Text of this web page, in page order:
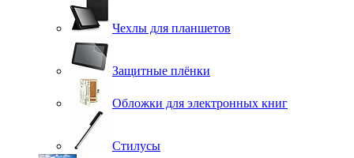
Чехлы для планшетов
Защитные плёнки
Обложки для электронных книг
Стилусы